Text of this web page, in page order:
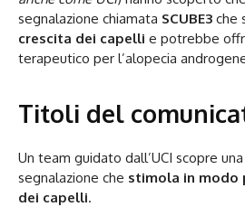
segnalazione chiamata SCUBE3 che
crescita dei capelli e potrebbe
terapeutico per l’alopecia
Titoli del
Un team guidato dall’UCI scopre una
segnalazione che stimola in modo
dei capelli.